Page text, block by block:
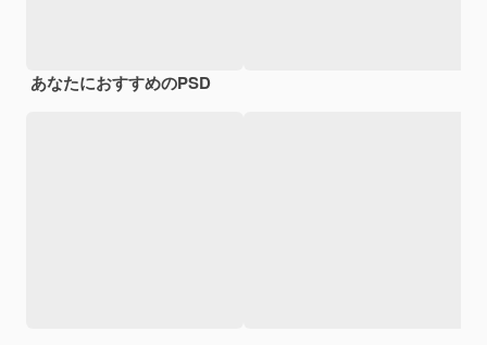
あなたにおすすめのPSD